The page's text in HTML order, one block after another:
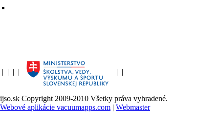
| | | | | |
ijso.sk Copyright 2009-2010 Všetky práva vyhradené.
Webové aplikácie vacuumapps.com | Webmaster